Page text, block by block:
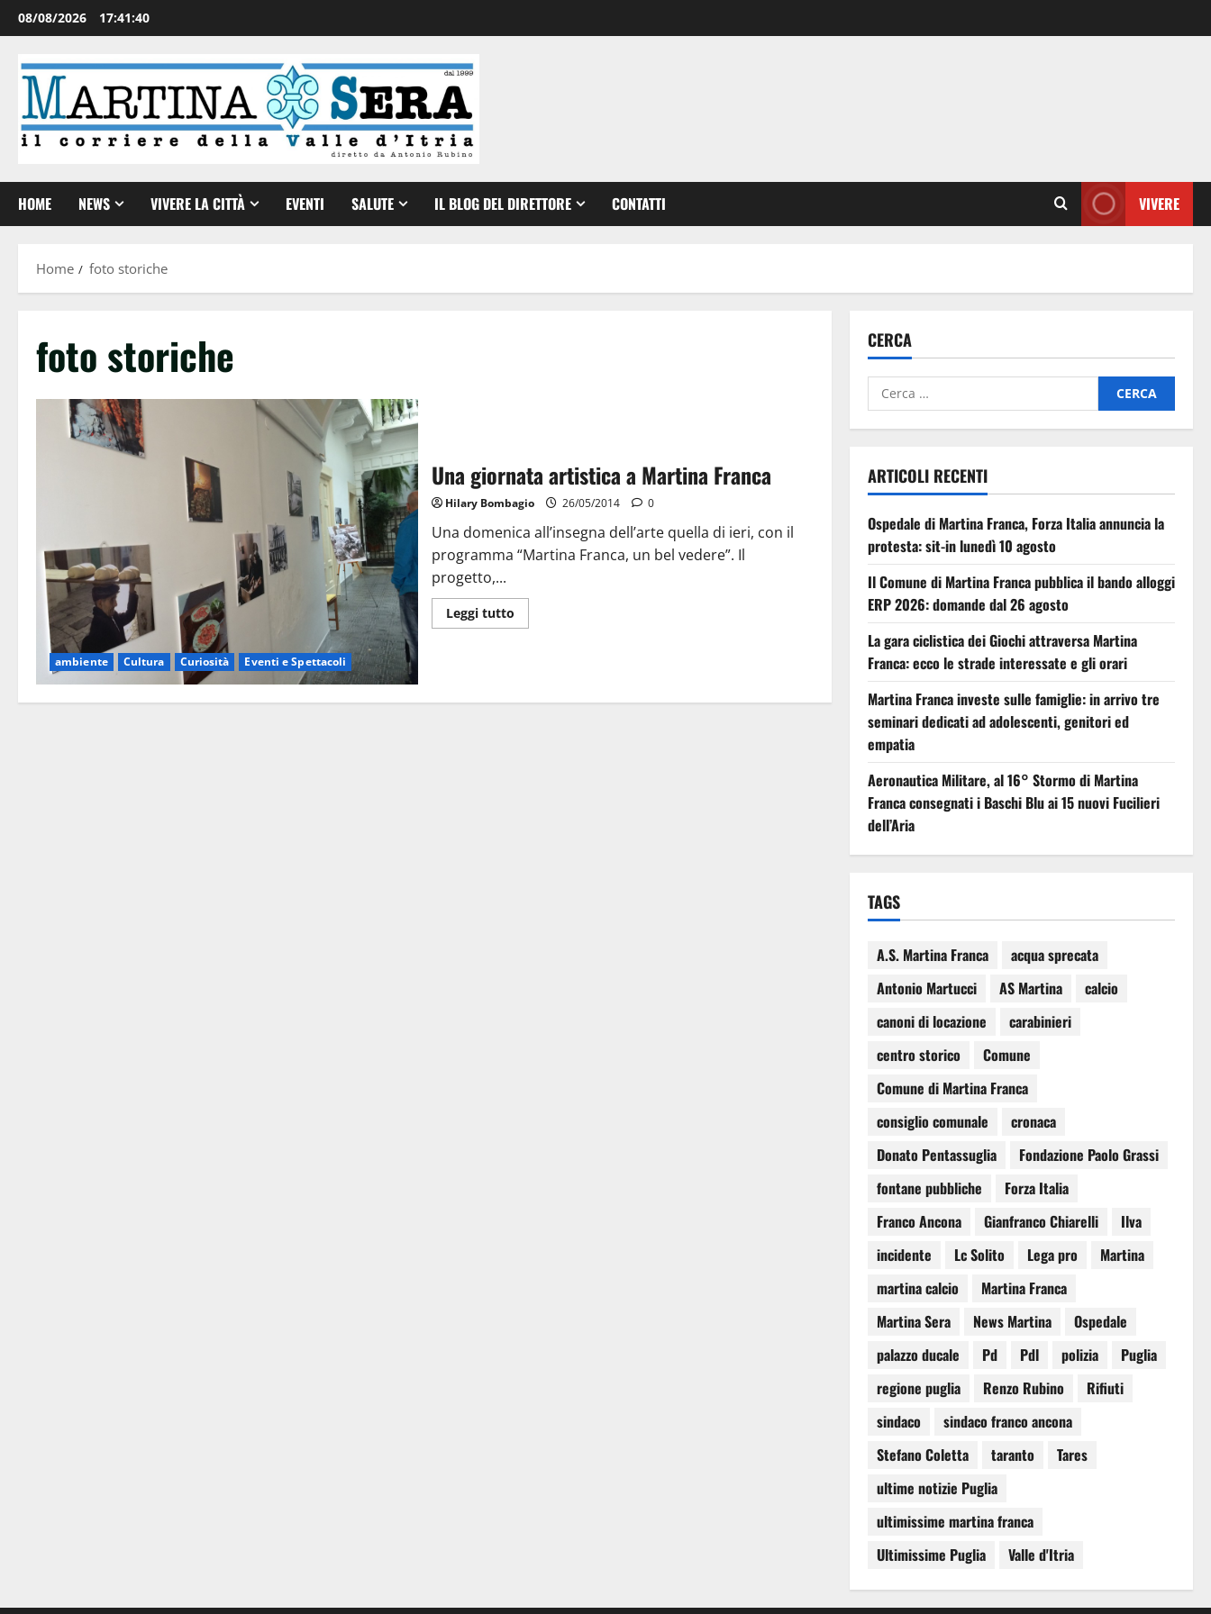
08/08/2026 17:41:40
HOME NEWS VIVERE LA CITTÀ EVENTI SALUTE IL BLOG DEL DIRETTORE CONTATTI VIVERE
Home foto storiche
foto storiche
ambiente Cultura Curiosità Eventi e Spettacoli
Una giornata artistica a Martina Franca
Hilary Bombagio 26/05/2014 0
Una domenica all’insegna dell’arte quella di ieri, con il
programma “Martina Franca, un bel vedere”. Il
progetto,...
Leggi tutto
CERCA
ARTICOLI RECENTI
Ospedale di Martina Franca, Forza Italia annuncia la
protesta: sit-in lunedì 10 agosto
Il Comune di Martina Franca pubblica il bando alloggi
ERP 2026: domande dal 26 agosto
La gara ciclistica dei Giochi attraversa Martina
Franca: ecco le strade interessate e gli orari
Martina Franca investe sulle famiglie: in arrivo tre
seminari dedicati ad adolescenti, genitori ed
empatia
Aeronautica Militare, al 16° Stormo di Martina
Franca consegnati i Baschi Blu ai 15 nuovi Fucilieri
dell’Aria
TAGS
A.S. Martina Franca
acqua sprecata
Antonio Martucci
AS Martina
calcio
canoni di locazione
carabinieri
centro storico
Comune
Comune di Martina Franca
consiglio comunale
cronaca
Donato Pentassuglia
Fondazione Paolo Grassi
fontane pubbliche
Forza Italia
Franco Ancona
Gianfranco Chiarelli
Ilva
incidente
Lc Solito Lega pro
Martina
martina calcio
Martina Franca
Martina Sera
News Martina
Ospedale
palazzo ducale
Pd Pdl polizia
Puglia
regione puglia
Renzo Rubino
Rifiuti
sindaco
sindaco franco ancona
Stefano Coletta
taranto
Tares
ultime notizie Puglia
ultimissime martina franca
Ultimissime Puglia
Valle d'Itria